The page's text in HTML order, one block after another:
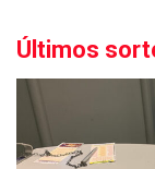
Últimos